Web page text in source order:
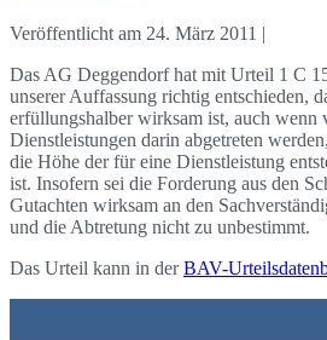
Veröffentlicht am 24. März 2011 |
Das AG Deggendorf hat mit Urteil 1 C
unserer Auffassung richtig entschieden,
erfüllungshalber wirksam ist, auch wenn
Dienstleistungen darin abgetreten
die Höhe der für eine Dienstleistung
ist. Insofern sei die Forderung aus den
Gutachten wirksam an den
und die Abtretung nicht zu unbestimmt.
Das Urteil kann in derBAV-